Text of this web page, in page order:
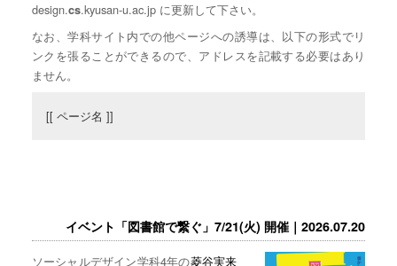
design.cs.kyusan-u.ac.jp に更新して下さい。
なお、学科サイト内での他ページへの誘導は、以下の形式でリ
ンクを張ることができるので、アドレスを記載する必要はあり
ません。
[[ ページ名 ]]
イベント「図書館で繋ぐ」7/21(火) 開催｜2026.07.20
ソーシャルデザイン学科4年の菱谷実来